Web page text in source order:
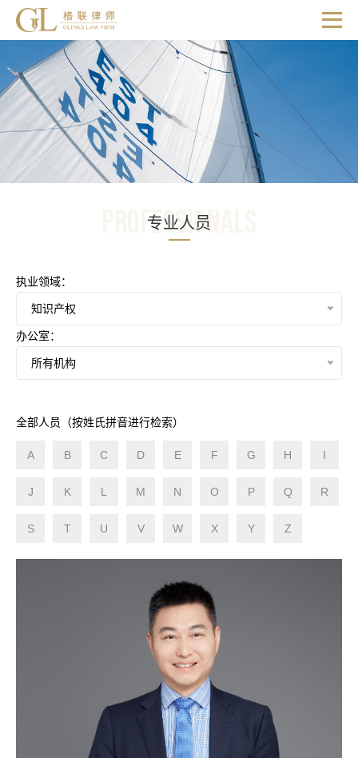
Professionals
专业人员
执业领域：
知识产权
办公室：
所有机构
全部人员（按姓氏拼音进行检索）
A B C D E F G H I
J K L M N O P Q R
S T U V W X Y Z